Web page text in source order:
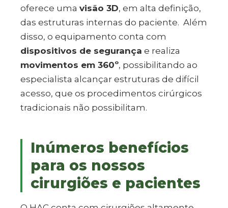
oferece uma visão 3D, em alta definição,
das estruturas internas do paciente. Além
disso, o equipamento conta com
dispositivos de segurança e realiza
movimentos em 360º, possibilitando ao
especialista alcançar estruturas de difícil
acesso, que os procedimentos cirúrgicos
tradicionais não possibilitam.
Inúmeros benefícios
para os nossos
cirurgiões e pacientes